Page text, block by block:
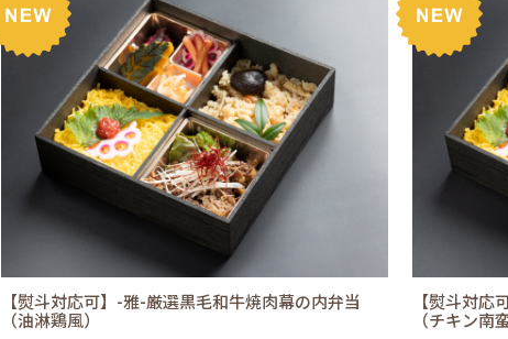
【熨斗対応可】-雅-厳選黒毛和牛焼肉幕の内弁当
（油淋鶏風）
【熨斗対
（チキン南